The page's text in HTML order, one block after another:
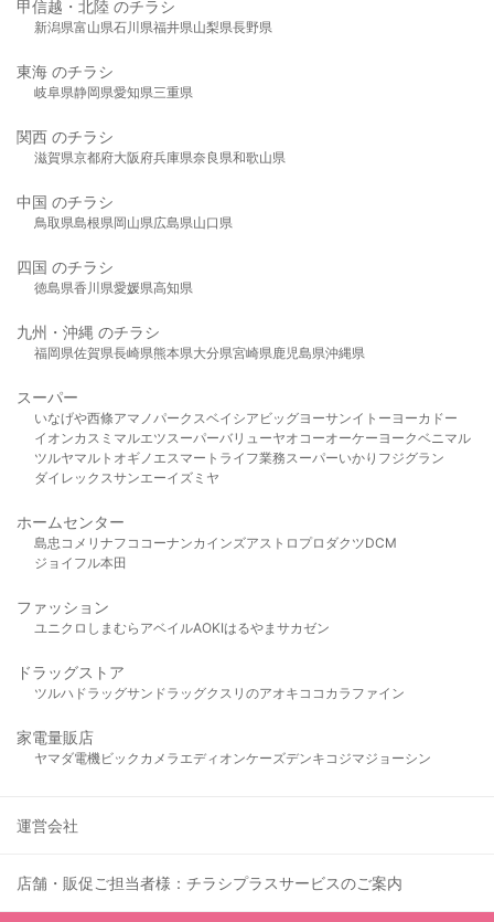
甲信越・北陸 のチラシ
新潟県富山県石川県福井県山梨県長野県
東海 のチラシ
岐阜県静岡県愛知県三重県
関西 のチラシ
滋賀県京都府大阪府兵庫県奈良県和歌山県
中国 のチラシ
鳥取県島根県岡山県広島県山口県
四国 のチラシ
徳島県香川県愛媛県高知県
九州・沖縄 のチラシ
福岡県佐賀県長崎県熊本県大分県宮崎県鹿児島県沖縄県
スーパー
いなげや西條アマノパークスベイシア ビッグヨーサンイトーヨーカドー
イオンカスミ マルエツスーパーバリューヤオコーオーケー ヨークベニマル
ツルヤマルト オギノ エスマート ライフ業務スーパーいかり フジグラン
ダイレックスサンエーイズミヤ
ホームセンター
島忠 コメリ ナフコ コーナンカインズアストロプロダクツDCM
ジョイフル本田
ファッション
ユニクロ しまむら アベイルAOKIはるやま サカゼン
ドラッグストア
ツルハドラッグサンドラッグクスリのアオキ ココカラファイン
家電量販店
ヤマダ電機ビックカメラ エディオンケーズデンキ コジマジョーシン
運営会社
店舗・販促ご担当者様：チラシプラスサービスのご案内